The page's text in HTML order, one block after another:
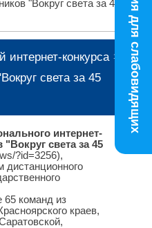
Версия для слабовидящих
"Вокруг света за 45
15:19
конкурса
света за 45
интернет-
света за 45
?id=3256),
дистанционного
65 команд из
краев,